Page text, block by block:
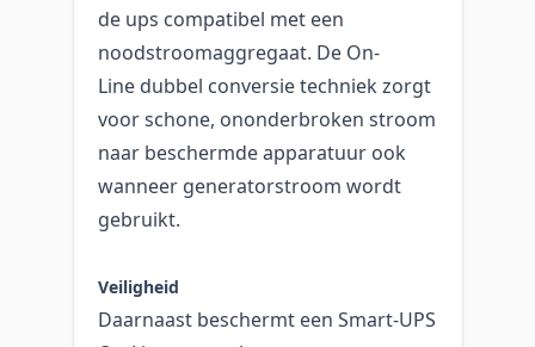
de ups compatibel met een
noodstroomaggregaat. De On-
Line dubbel conversie techniek zorgt
voor schone, ononderbroken stroom
naar beschermde apparatuur ook
wanneer generatorstroom wordt
gebruikt.
Veiligheid
Daarnaast beschermt een Smart-UPS